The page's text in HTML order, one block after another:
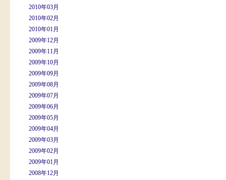
2010年03月
2010年02月
2010年01月
2009年12月
2009年11月
2009年10月
2009年09月
2009年08月
2009年07月
2009年06月
2009年05月
2009年04月
2009年03月
2009年02月
2009年01月
2008年12月